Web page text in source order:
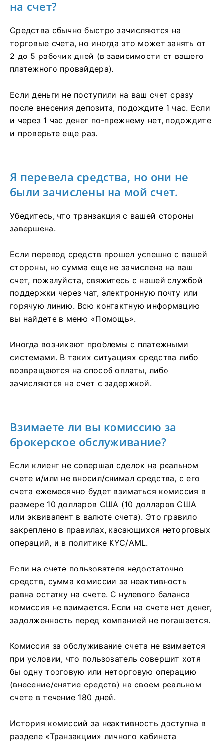
на счет?
Средства обычно быстро зачисляются на
торговые счета, но иногда это может занять от
2 до 5 рабочих дней (в зависимости от вашего
платежного провайдера).
Если деньги не поступили на ваш счет сразу
после внесения депозита, подождите 1 час. Если
и через 1 час денег по-прежнему нет, подождите
и проверьте еще раз.
Я перевела средства, но они не
были зачислены на мой счет.
Убедитесь, что транзакция с вашей стороны
завершена.
Если перевод средств прошел успешно с вашей
стороны, но сумма еще не зачислена на ваш
счет, пожалуйста, свяжитесь с нашей службой
поддержки через чат, электронную почту или
горячую линию. Всю контактную информацию
вы найдете в меню «Помощь».
Иногда возникают проблемы с платежными
системами. В таких ситуациях средства либо
возвращаются на способ оплаты, либо
зачисляются на счет с задержкой.
Взимаете ли вы комиссию за
брокерское обслуживание?
Если клиент не совершал сделок на реальном
счете и/или не вносил/снимал средства, с его
счета ежемесячно будет взиматься комиссия в
размере 10 долларов США (10 долларов США
или эквивалент в валюте счета). Это правило
закреплено в правилах, касающихся неторговых
операций, и в политике KYC/AML.
Если на счете пользователя недостаточно
средств, сумма комиссии за неактивность
равна остатку на счете. С нулевого баланса
комиссия не взимается. Если на счете нет денег,
задолженность перед компанией не погашается.
Комиссия за обслуживание счета не взимается
при условии, что пользователь совершит хотя
бы одну торговую или неторговую операцию
(внесение/снятие средств) на своем реальном
счете в течение 180 дней.
История комиссий за неактивность доступна в
разделе «Транзакции» личного кабинета